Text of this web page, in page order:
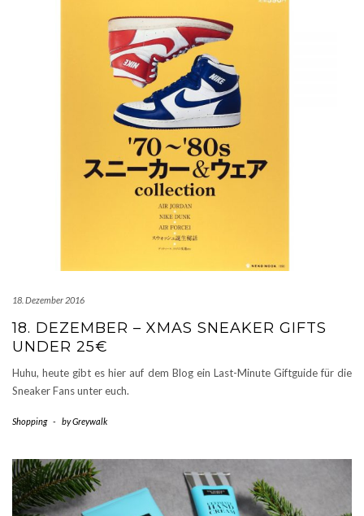
18. Dezember 2016
18. DEZEMBER – XMAS SNEAKER GIFTS
UNDER 25€
Huhu, heute gibt es hier auf dem Blog ein Last-Minute Giftguide für die
Sneaker Fans unter euch.
Shopping - byGreywalk